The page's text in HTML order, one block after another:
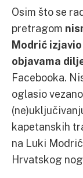
Osim što se
pretragom
Modrić
objavama
Facebooka.
oglasio
kapetanskih
na Luki
Hrvatskog